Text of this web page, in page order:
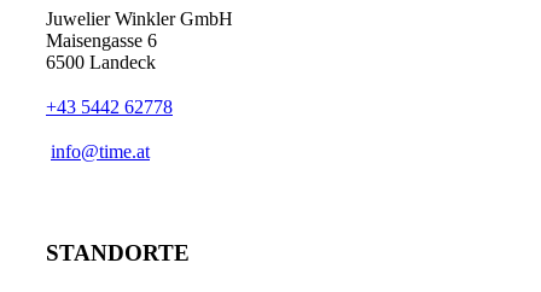
Juwelier Winkler GmbH
Maisengasse 6
6500 Landeck
+43 5442 62778
info@time.at
STANDORTE